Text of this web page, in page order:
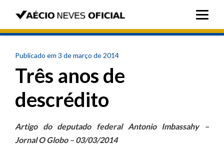
Publicado em 3 de março de 2014
Três anos de
descrédito
Artigo do deputado federal Antonio Imbassahy–
Jornal O Globo – 03/03/2014